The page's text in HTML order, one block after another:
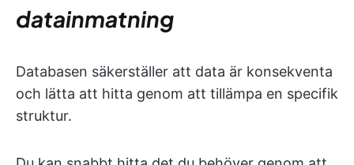
datainmatning
Databasen säkerställer att data är konsekventa
och lätta att hitta genom att tillämpa en specifik
struktur.